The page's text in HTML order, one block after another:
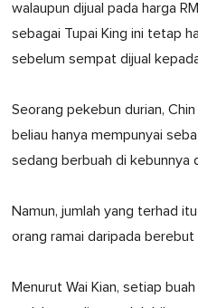
walaupun dijual pada harga
sebagai Tupai King ini tetap
sebelum sempat dijual
Seorang pekebun durian,
beliau hanya mempunyai
sedang berbuah di kebunnya
Namun, jumlah yang terhad
orang ramai daripada
Menurut Wai Kian, setiap